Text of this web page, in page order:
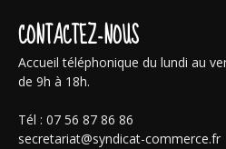
CONTACTEZ-NOUS
Accueil téléphonique du lundi au
de 9h à 18h.
Tél : 07 56 87 86 86
secretariat@syndicat-commerce.fr